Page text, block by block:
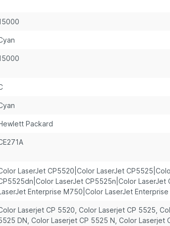
Packard
LaserJet CP5520|Color LaserJet
LaserJet CP5525n|Color LaserJet
Enterprise M750|Color LaserJet
Laserjet CP 5520 , Color Laserjet CP 5525 ,
DN , Color Laserjet CP 5525 N , Color Laserjet